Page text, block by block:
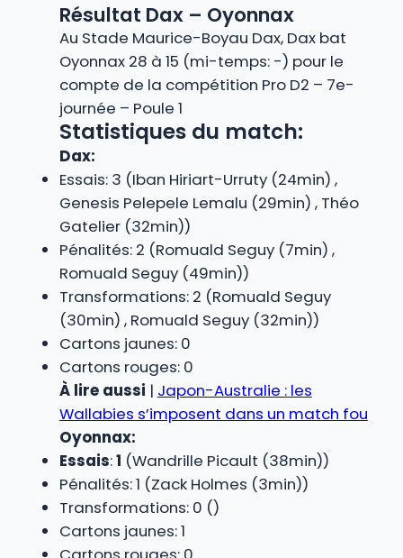
Résultat Dax – Oyonnax
Au Stade Maurice-Boyau Dax, Dax bat
Oyonnax 28 à 15 (mi-temps: -) pour le
compte de la compétition Pro D2 – 7e-
journée – Poule 1
Statistiques du match:
Dax:
Essais: 3 (Iban Hiriart-Urruty (24min) ,
Genesis Pelepele Lemalu (29min) , Théo
Gatelier (32min))
Pénalités: 2 (Romuald Seguy (7min) ,
Romuald Seguy (49min))
Transformations: 2 (Romuald Seguy
(30min) , Romuald Seguy (32min))
Cartons jaunes: 0
Cartons rouges: 0
À lire aussi | Japon-Australie : les
Wallabies s’imposent dans un match fou
Oyonnax:
Essais:1 (Wandrille Picault (38min))
Pénalités: 1 (Zack Holmes (3min))
Transformations: 0 ()
Cartons jaunes: 1